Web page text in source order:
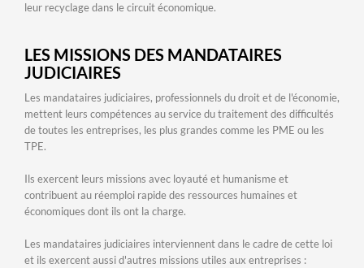
leur recyclage dans le circuit économique.
LES MISSIONS DES MANDATAIRES
JUDICIAIRES
Les mandataires judiciaires, professionnels du droit et de l'économie,
mettent leurs compétences au service du traitement des difficultés
de toutes les entreprises, les plus grandes comme les PME ou les
TPE.
Ils exercent leurs missions avec loyauté et humanisme et
contribuent au réemploi rapide des ressources humaines et
économiques dont ils ont la charge.
Les mandataires judiciaires interviennent dans le cadre de cette loi
et ils exercent aussi d'autres missions utiles aux entreprises :